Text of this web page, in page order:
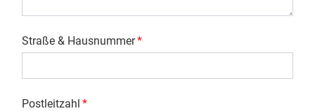
Straße & Hausnummer*
Postleitzahl *